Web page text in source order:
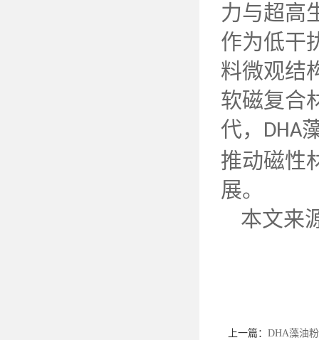
力与超高
作为低干
料微观结
软磁复合
代， DHA
推动磁性
展。
本文来
上一篇： DHA藻油